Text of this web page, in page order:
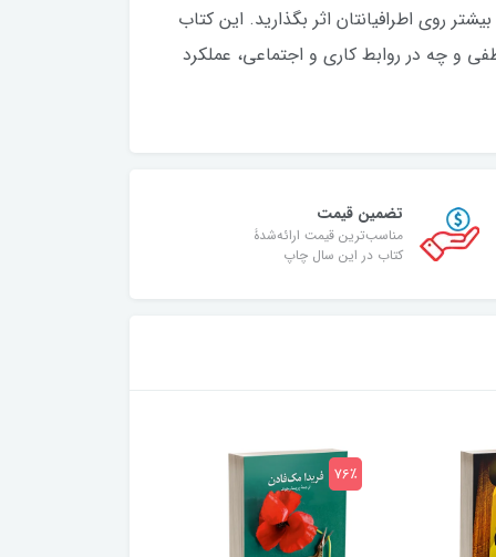
روی اطرافیانتان اثر بگذارید. این کتاب
و چه در روابط کاری و اجتماعی، عملکرد
تضمین قیمت
مناسب‌ترین قیمت ارائه‌شدۀ
کتاب در این سال چاپ
76٪